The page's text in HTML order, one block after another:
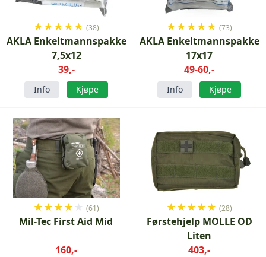
★★★★★ (38)
AKLA Enkeltmannspakke
7,5x12
39,-
Info Kjøpe
★★★★★ (73)
AKLA Enkeltmannspakke
17x17
49-60,-
Info Kjøpe
★★★★ ★ (61)
Mil-Tec First Aid Mid
160,-
★★★★★ (28)
Førstehjelp MOLLE OD
Liten
403,-